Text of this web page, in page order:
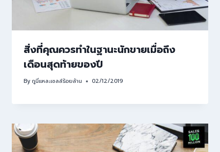
สิ่งที่คุณควรทำในฐานะนักขายเมื่อถึง
เดือนสุดท้ายของปี
Byกูนี่แหละเซลล์ร้อยล้าน 02/12/2019